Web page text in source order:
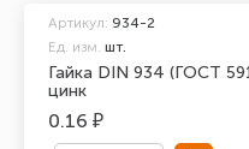
Гайка DIN 934 (ГОСТ
цинк
Артикул: 934-2
Ед. изм. шт.
0.16 ₽